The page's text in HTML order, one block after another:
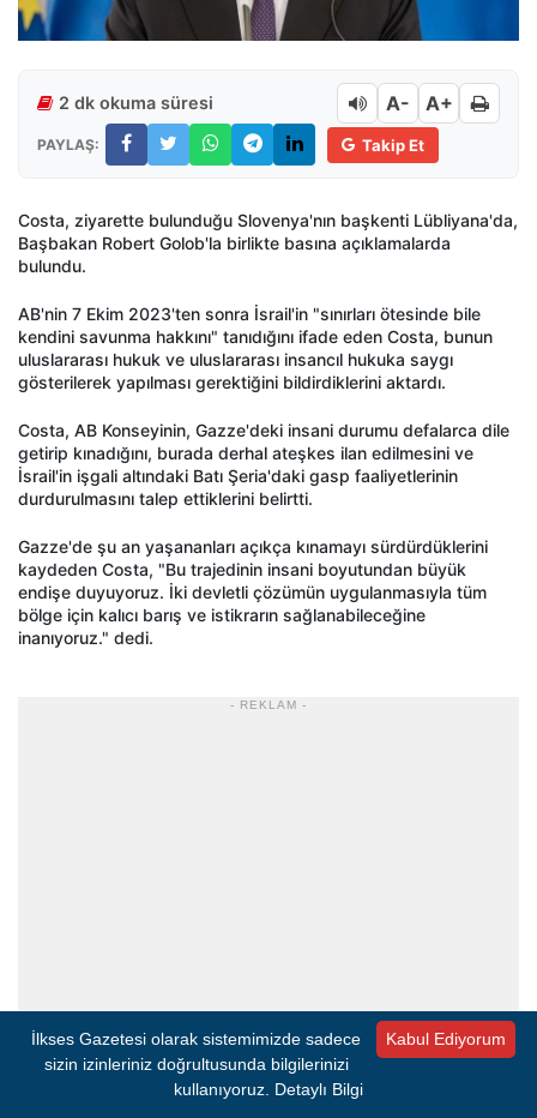
2 dk okuma süresi A- A+
PAYLAŞ: Takip Et
Costa, ziyarette bulunduğu Slovenya'nın başkenti Lübliyana'da,
Başbakan Robert Golob'la birlikte basına açıklamalarda
bulundu.
AB'nin 7 Ekim 2023'ten sonra İsrail'in "sınırları ötesinde bile
kendini savunma hakkını" tanıdığını ifade eden Costa, bunun
uluslararası hukuk ve uluslararası insancıl hukuka saygı
gösterilerek yapılması gerektiğini bildirdiklerini aktardı.
Costa, AB Konseyinin, Gazze'deki insani durumu defalarca dile
getirip kınadığını, burada derhal ateşkes ilan edilmesini ve
İsrail'in işgali altındaki Batı Şeria'daki gasp faaliyetlerinin
durdurulmasını talep ettiklerini belirtti.
Gazze'de şu an yaşananları açıkça kınamayı sürdürdüklerini
kaydeden Costa, "Bu trajedinin insani boyutundan büyük
endişe duyuyoruz. İki devletli çözümün uygulanmasıyla tüm
bölge için kalıcı barış ve istikrarın sağlanabileceğine
inanıyoruz." dedi.
- REKLAM -
Kabul Ediyorum
İlkses Gazetesi olarak sistemimizde sadece
sizin izinleriniz doğrultusunda bilgilerinizi
kullanıyoruz. Detaylı Bilgi